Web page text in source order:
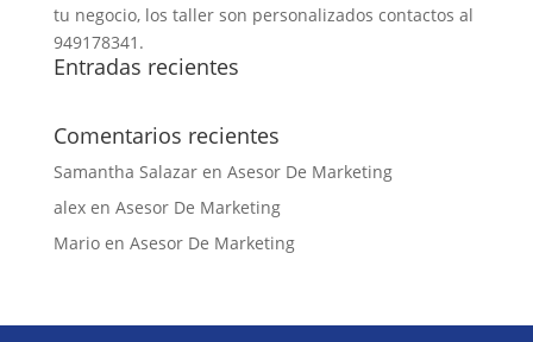
tu negocio, los taller son personalizados contactos al
949178341.
Entradas recientes
Comentarios recientes
Samantha Salazaren Asesor De Marketing
alexen Asesor De Marketing
Marioen Asesor De Marketing